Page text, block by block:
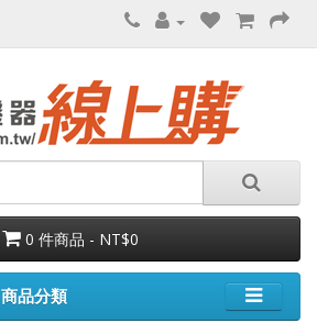
0 件商品 - NT$0
商品分類